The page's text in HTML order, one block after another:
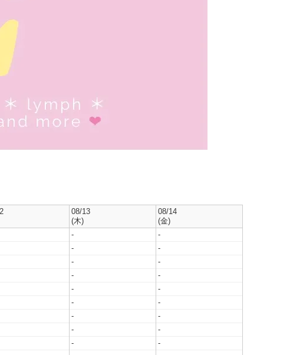
08/13
(木)
08/14
(金)
-
-
-
-
-
-
-
-
-
-
-
-
-
-
-
-
-
-